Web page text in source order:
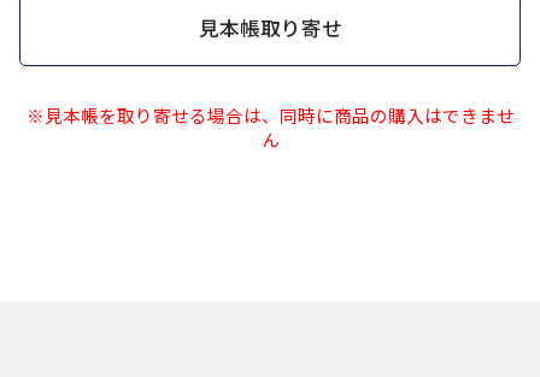
見本帳取り寄せ
※見本帳を取り寄せる場合は、同時に商品の購入はできませ
ん